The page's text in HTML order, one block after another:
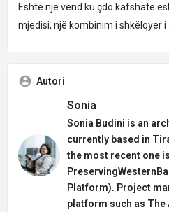
Është një vend ku çdo kafshatë
mjedisi, një kombinim i shkëlqyer
Autori
Sonia
Sonia Budini is an
currently based in
the most recent one is
Platform). Project
platform such as The